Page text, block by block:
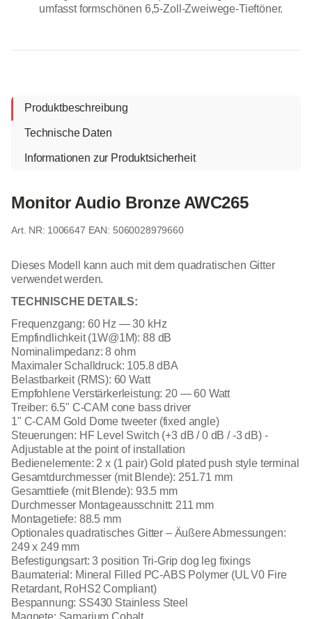
umfasst formschönen 6,5-Zoll-Zweiwege-Tieftöner.
Produktbeschreibung
Technische Daten
Informationen zur Produktsicherheit
Monitor Audio Bronze AWC265
1006647 EAN: 5060028979660
Dieses Modell kann auch mit dem quadratischen Gitter
verwendet werden.
TECHNISCHE DETAILS:
Frequenzgang: 60 Hz — 30 kHz
Empfindlichkeit (1W@1M): 88 dB
Nominalimpedanz: 8 ohm
Maximaler Schalldruck: 105.8 dBA
Belastbarkeit (RMS): 60 Watt
Empfohlene Verstärkerleistung: 20 — 60 Watt
Treiber: 6.5" C-CAM cone bass driver
1" C-CAM Gold Dome tweeter (fixed angle)
Steuerungen: HF Level Switch (+3 dB / 0 dB / -3 dB) -
Adjustable at the point of installation
Bedienelemente: 2 x (1 pair) Gold plated push style terminal
Gesamtdurchmesser (mit Blende): 251.71 mm
Gesamttiefe (mit Blende): 93.5 mm
Durchmesser Montageausschnitt: 211 mm
Montagetiefe: 88.5 mm
Optionales quadratisches Gitter – Äußere Abmessungen:
249 x 249 mm
Befestigungsart: 3 position Tri-Grip dog leg fixings
Baumaterial: Mineral Filled PC-ABS Polymer (UL V0 Fire
Retardant, RoHS2 Compliant)
Bespannung: SS430 Stainless Steel
Magnete: Samarium Cobalt